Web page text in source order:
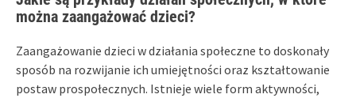
można zaangażować dzieci?
Zaangażowanie dzieci w działania społeczne to doskonały
sposób na rozwijanie ich umiejętności oraz kształtowanie
postaw prospołecznych. Istnieje wiele form aktywności,